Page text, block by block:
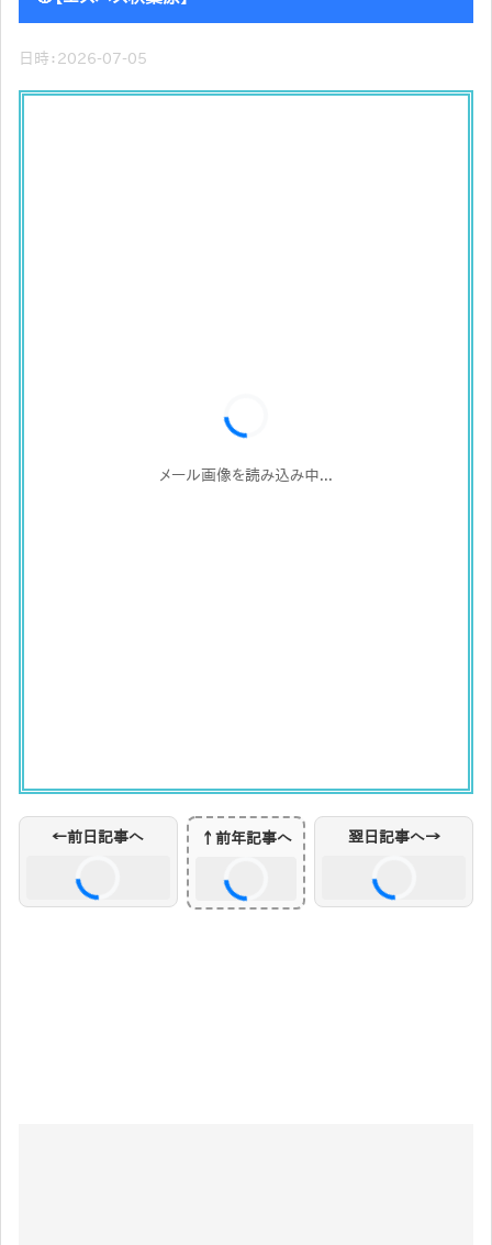
日時：2026-07-05
メール画像を読み込み中...
前日・翌日リンクを読み込み中...
←前日記事へ ↑前年記事へ 翌日記事へ→